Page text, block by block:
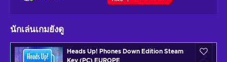
นักเล่นเกมยังดู
Heads Up! Phones Down Edition Steam
Key (PC) EUROPE